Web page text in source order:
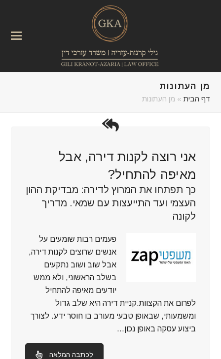
מן העתונות
דף הבית » מן העתונות
אני רוצה לקנות דירה, אבל
מאיפה להתחיל?
כך תפתחו את המרוץ לדירה: מבדיקת ההון
העצמי ועד התייעצות עם שמאי. מדריך
לקונה
פעמים רבות שומעים על
אנשים שרוצים לקנות דירה,
אבל שוב ושוב נתקעים
בשלב הראשוני, ולא ממש
יודעים מאיפה להתחיל
לפרום את הקצוות.קניית דירה היא שלב גדול
ומשמעותי, שבאופן טבעי מעורב בו חוסר ידע. לצורך
ביצוע עסקה באופן נכון…
לכתבה המלאה